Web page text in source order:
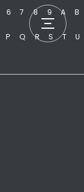
6 7 8 9 A B
P Q R S T U